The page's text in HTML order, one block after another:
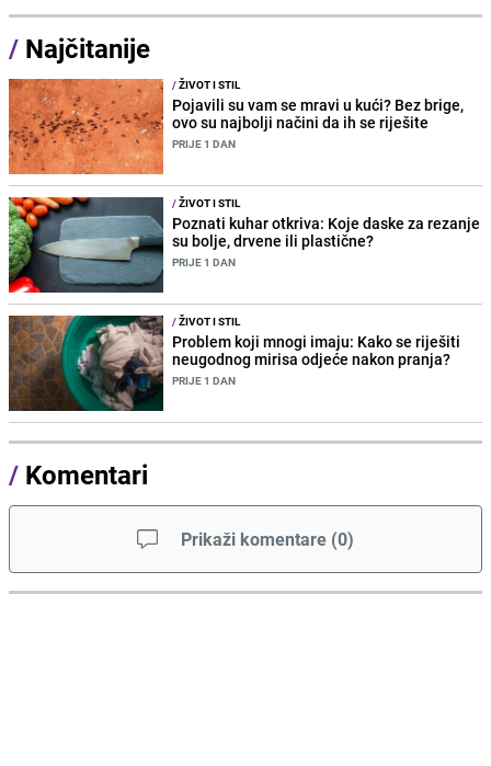
/ Najčitanije
/ŽIVOT I STIL
Pojavili su vam se mravi u kući? Bez brige,
ovo su najbolji načini da ih se riješite
PRIJE 1 DAN
/ŽIVOT I STIL
Poznati kuhar otkriva: Koje daske za rezanje
su bolje, drvene ili plastične?
PRIJE 1 DAN
/ŽIVOT I STIL
Problem koji mnogi imaju: Kako se riješiti
neugodnog mirisa odjeće nakon pranja?
PRIJE 1 DAN
/ Komentari
Prikaži komentare (0)